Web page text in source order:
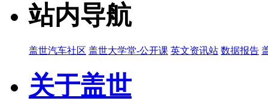
站内导航
盖世汽车社区 盖世大学堂-公开课 英文资讯站 数据报告
关于盖世